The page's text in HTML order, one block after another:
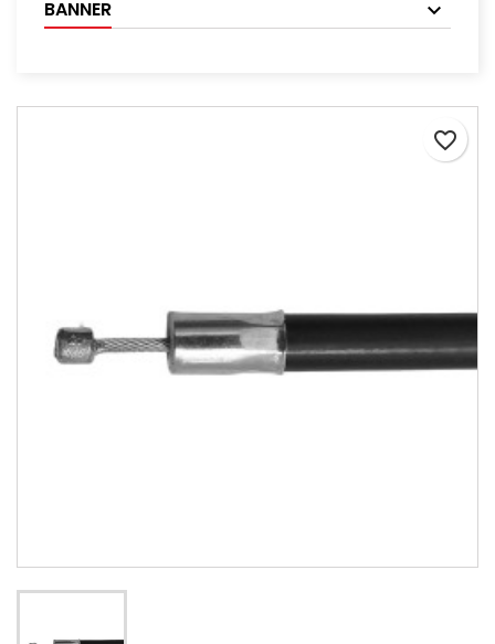
BANNER
favorite_border